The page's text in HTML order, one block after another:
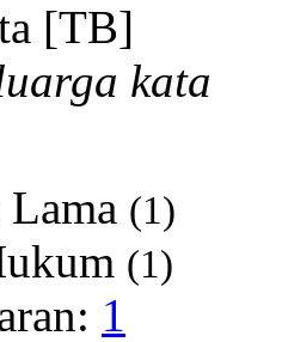
[TB]
kata
(1)
(1)
1